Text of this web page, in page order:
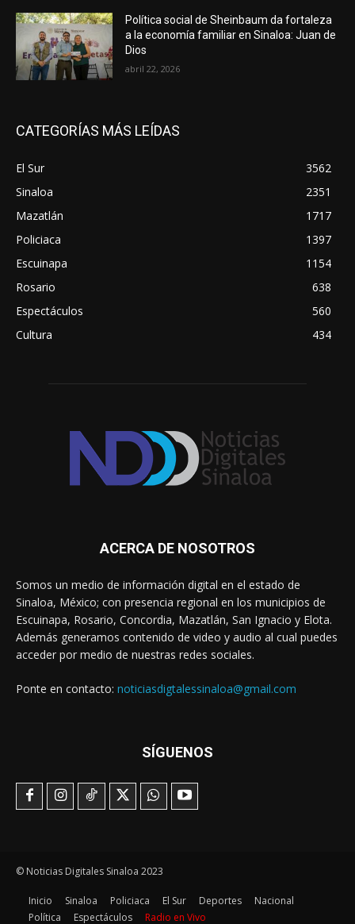
Política social de Sheinbaum da fortaleza
a la economía familiar en Sinaloa: Juan de
Dios
abril 22, 2026
CATEGORÍAS MÁS LEÍDAS
El Sur
3562
Sinaloa
2351
Mazatlán
1717
Policiaca
1397
Escuinapa
1154
Rosario
638
Espectáculos
560
Cultura
434
ACERCA DE NOSOTROS
Somos un medio de información digital en el estado de
Sinaloa, México; con presencia regional en los municipios de
Escuinapa, Rosario, Concordia, Mazatlán, San Ignacio y Elota.
Además generamos contenido de video y audio al cual puedes
acceder por medio de nuestras redes sociales.
Ponte en contacto: noticiasdigtalessinaloa@gmail.com
SÍGUENOS
© Noticias Digitales Sinaloa 2023
Inicio Sinaloa Policiaca El Sur Deportes
Nacional
Política
Espectáculos Radio en Vivo